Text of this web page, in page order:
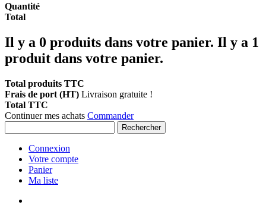
Quantité
Total
Il y a 0 produits dans votre panier. Il y a 1
produit dans votre panier.
Total produits TTC
Frais de port (HT) Livraison gratuite !
Total TTC
Continuer mes achats Commander
Rechercher
Connexion
Votre compte
Panier
Ma liste